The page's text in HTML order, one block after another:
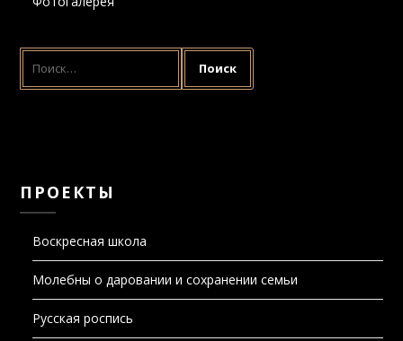
НАЙТИ:
ПРОЕКТЫ
Воскресная школа
Молебны о даровании и сохранении семьи
Русская роспись